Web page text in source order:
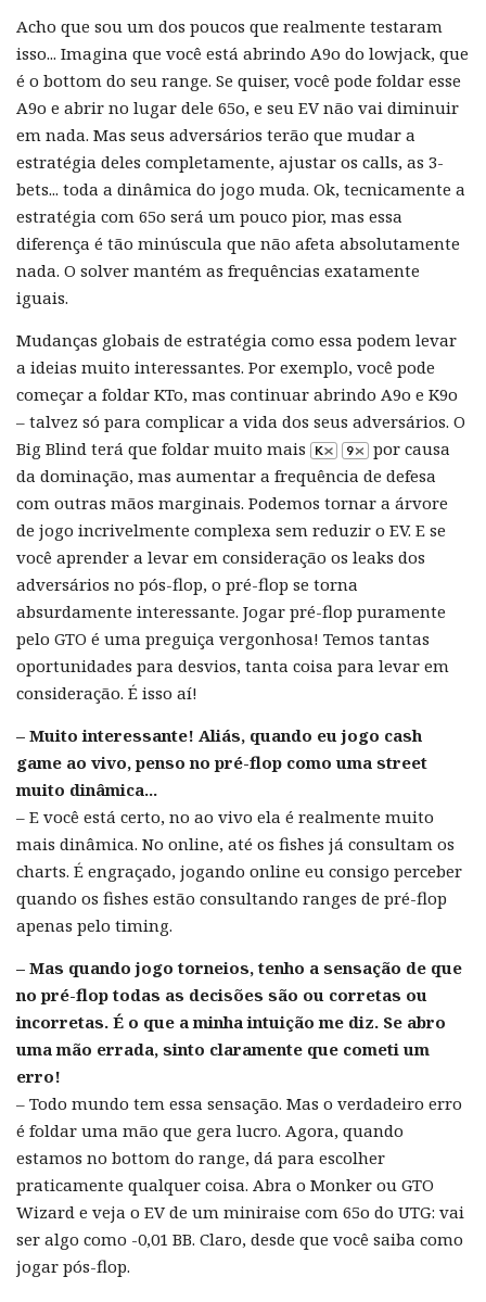
Acho que sou um dos poucos que realmente testaram
isso... Imagina que você está abrindo A9o do lowjack, que
é o bottom do seu range. Se quiser, você pode foldar esse
A9o e abrir no lugar dele 65o, e seu EV não vai diminuir
em nada. Mas seus adversários terão que mudar a
estratégia deles completamente, ajustar os calls, as 3-
bets... toda a dinâmica do jogo muda. Ok, tecnicamente a
estratégia com 65o será um pouco pior, mas essa
diferença é tão minúscula que não afeta absolutamente
nada. O solver mantém as frequências exatamente
iguais.
Mudanças globais de estratégia como essa podem levar
a ideias muito interessantes. Por exemplo, você pode
começar a foldar KTo, mas continuar abrindo A9o e K9o
– talvez só para complicar a vida dos seus adversários. O
Big Blind terá que foldar muito mais
por causa
da dominação, mas aumentar a frequência de defesa
com outras mãos marginais. Podemos tornar a árvore
de jogo incrivelmente complexa sem reduzir o EV. E se
você aprender a levar em consideração os leaks dos
adversários no pós-flop, o pré-flop se torna
absurdamente interessante. Jogar pré-flop puramente
pelo GTO é uma preguiça vergonhosa! Temos tantas
oportunidades para desvios, tanta coisa para levar em
consideração. É isso aí!
– Muito interessante! Aliás, quando eu jogo cash
game ao vivo, penso no pré-flop como uma street
muito dinâmica...
– E você está certo, no ao vivo ela é realmente muito
mais dinâmica. No online, até os fishes já consultam os
charts. É engraçado, jogando online eu consigo perceber
quando os fishes estão consultando ranges de pré-flop
apenas pelo timing.
– Mas quando jogo torneios, tenho a sensação de que
no pré-flop todas as decisões são ou corretas ou
incorretas. É o que a minha intuição me diz. Se abro
uma mão errada, sinto claramente que cometi um
erro!
– Todo mundo tem essa sensação. Mas o verdadeiro erro
é foldar uma mão que gera lucro. Agora, quando
estamos no bottom do range, dá para escolher
praticamente qualquer coisa. Abra o Monker ou GTO
Wizard e veja o EV de um miniraise com 65o do UTG: vai
ser algo como -0,01 BB. Claro, desde que você saiba como
jogar pós-flop.